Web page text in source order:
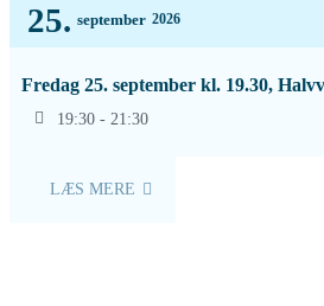
25. september 2026
Fredag 25. september kl. 19.30,
19:30 - 21:30
LÆS MERE